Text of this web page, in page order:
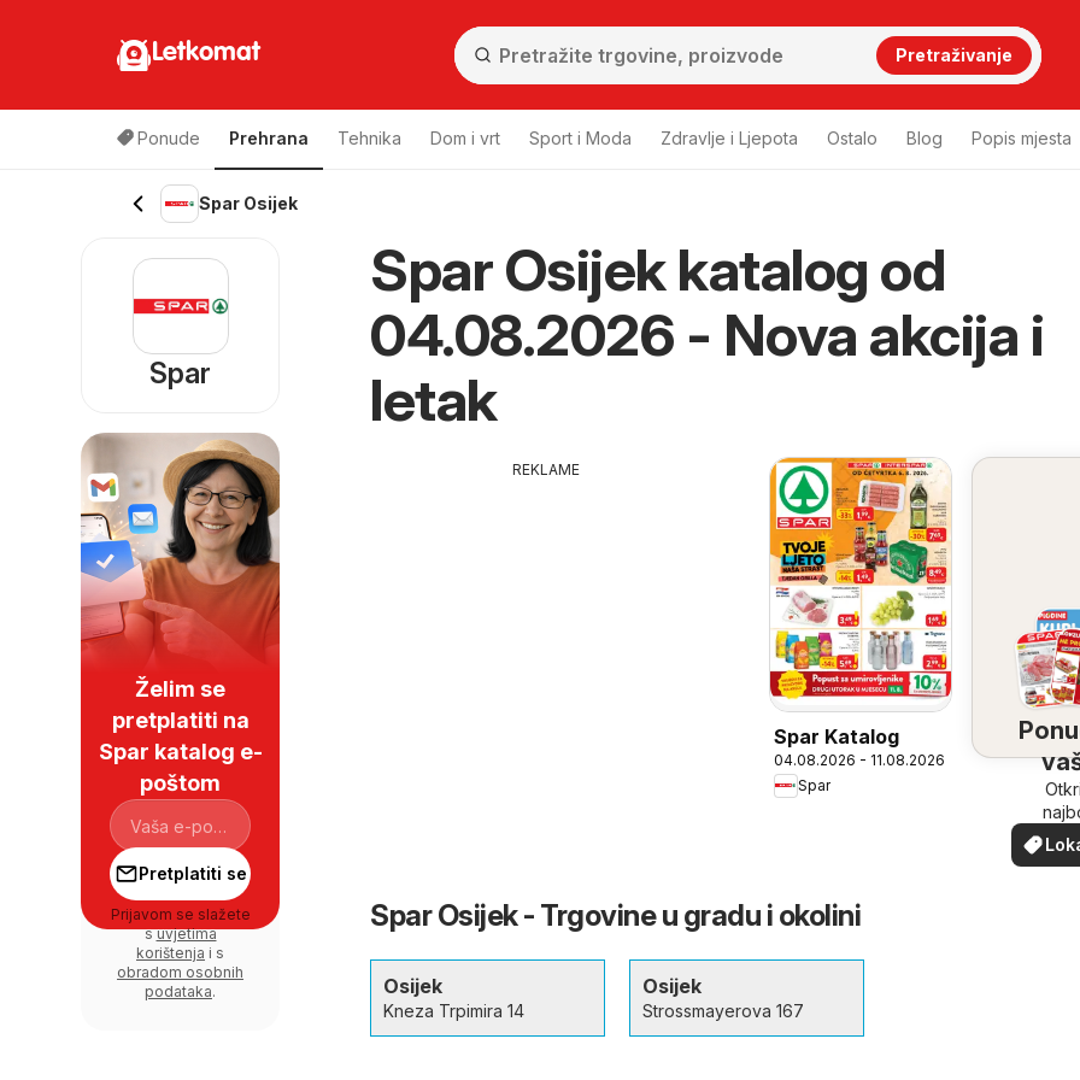
Letkomat Pretraživanje
Ponude Prehrana Tehnika Dom i vrt Sport i Moda Zdravlje i Ljepota Ostalo Blog Popis mjesta
Spar Osijek
Spar Osijek katalog od
04.08.2026 - Nova akcija i
letak
REKLAME
Spar Katalog
04.08.2026 - 11.08.2026
Spar
vašoj
Spar Osijek - Trgovine u gradu i okolini
Osijek
Kneza Trpimira 14
Osijek
Strossmayerova 167
Spar
Želim se
pretplatiti na
Spar katalog e-
poštom
Pretplatiti se
Prijavom se slažete
suvjetima
korištenja i s
obradom osobnih
podataka.